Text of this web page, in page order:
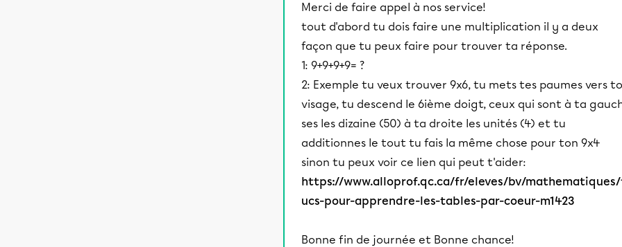
Merci de faire appel à nos service!
tout d'abord tu dois faire une multiplication il y a deux
façon que tu peux faire pour trouver ta réponse.
1: 9+9+9+9= ?
2: Exemple tu veux trouver 9x6, tu mets tes paumes vers
visage, tu descend le 6ième doigt, ceux qui sont à ta
ses les dizaine (50) à ta droite les unités (4) et tu
additionnes le tout tu fais la même chose pour ton 9x4
sinon tu peux voir ce lien qui peut t'aider:
https://www.alloprof.qc.ca/fr/eleves/bv/
ucs-pour-apprendre-les-tables-par-coeur-m1423
Bonne fin de journée et Bonne chance!